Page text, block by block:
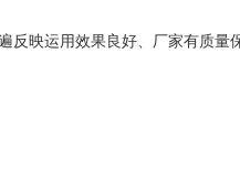
映运用效果良好、厂家有质